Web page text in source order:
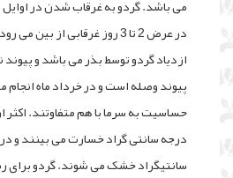
می باشد. گردو به غرقاب شدن در
در عرض 2 تا 3 روز غرقابی از بین می رود.
ازدیاد گردو توسط بذر می باشد و
پیوند وصله است و در خرداد ماه انجام
سانتیگراد خشک می شوند. گردو